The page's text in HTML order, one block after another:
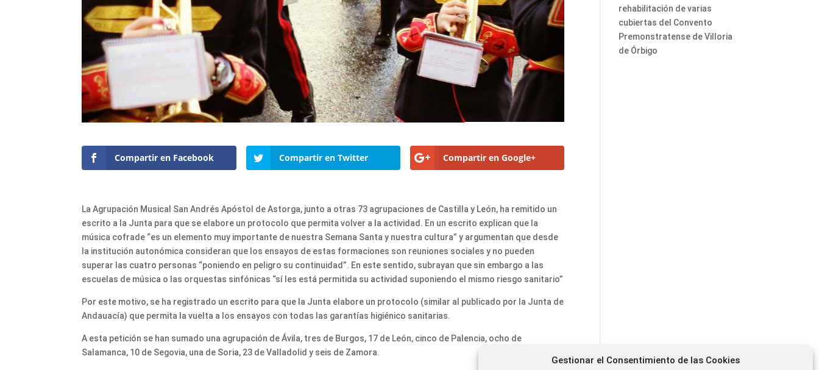
Gestionar el Consentimiento de las Cookies
Compartir en Facebook Compartir en Twitter Compartir en Google+
La Agrupación Musical San Andrés Apóstol de Astorga, junto a otras 73 agrupaciones de Castilla y León, ha remitido un
escrito a la Junta para que se elabore un protocolo que permita volver a la actividad. En un escrito explican que la
música cofrade “es un elemento muy importante de nuestra Semana Santa y nuestra cultura” y argumentan que desde
la institución autonómica consideran que los ensayos de estas formaciones son reuniones sociales y no pueden
superar las cuatro personas “poniendo en peligro su continuidad”. En este sentido, subrayan que sin embargo a las
escuelas de música o las orquestas sinfónicas “sí les está permitida su actividad suponiendo el mismo riesgo sanitario”
Por este motivo, se ha registrado un escrito para que la Junta elabore un protocolo (similar al publicado por la Junta de
Andauacía) que permita la vuelta a los ensayos con todas las garantías higiénico sanitarias.
A esta petición se han sumado una agrupación de Ávila, tres de Burgos, 17 de León, cinco de Palencia, ocho de
Salamanca, 10 de Segovia, una de Soria, 23 de Valladolid y seis de Zamora.
rehabilitación de varias
cubiertas del Convento
Premonstratense de Villoria
de Órbigo